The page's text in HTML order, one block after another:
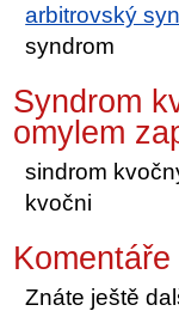
arbitrovský
syndrom
Syndrom
omylem
sindrom
kvočni
Komentáře
Znáte ještě